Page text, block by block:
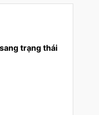
trạng thái